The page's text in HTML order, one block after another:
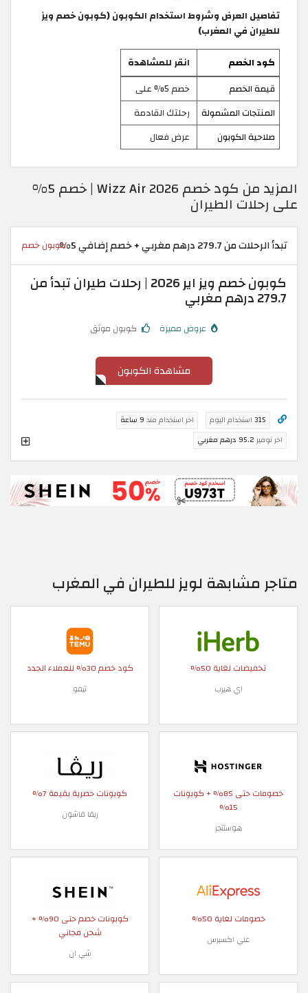
تفاصيل العرض وشروط استخدام الكوبون (كوبون خصم ويز
للطيران في المغرب)
كود الخصم
انقر للمشاهدة
قيمة الخصم
خصم 5% على
المنتجات المشمولة
رحلتك القادمة
صلاحية الكوبون
عرض فعال
المزيد من كود خصم Wizz Air 2026 | خصم 5%
على رحلات الطيران
تبدأ الرحلات من 279.7 درهم مغربي + خصم إضافي 5% كوبون خصم
كوبون خصم ويز اير 2026 | رحلات طيران تبدأ من
279.7 درهم مغربي
عروض مميزة كوبون موثق
مشاهدة الكوبون
315 استخدام اليوم اخر استخدام منذ 9 ساعة
اخر توفير 95.2 درهم مغربي
متاجر مشابهة لويز للطيران في المغرب
تخفيضات لغاية 50%
اي هيرب
كود خصم 30% للعملاء الجدد
تيمو
خصومات حتى 85% + كوبونات
15%
هوستنجر
كوبونات حصرية بقيمة 7%
ريفا فاشون
خصومات لغاية 50%
علي اكسبرس
كوبونات خصم حتى 90% +
شحن مجاني
شي ان